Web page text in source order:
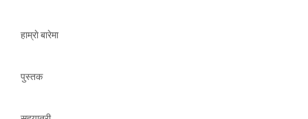
हाम्राे बारेमा
पुस्तक